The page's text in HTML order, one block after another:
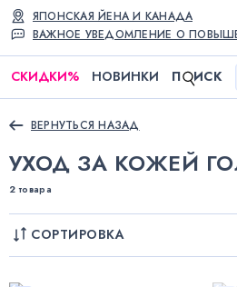
ВАЖНОЕ УВЕДОМЛЕНИЕ О
ЯПОНСКАЯ ЙЕНА И КАНАДА
СКИДКИ% НОВИНКИ П ИСК
ВЕРНУТЬСЯ НАЗАД
УХОД ЗА КОЖЕЙ
2 товара
СОРТИРОВКА